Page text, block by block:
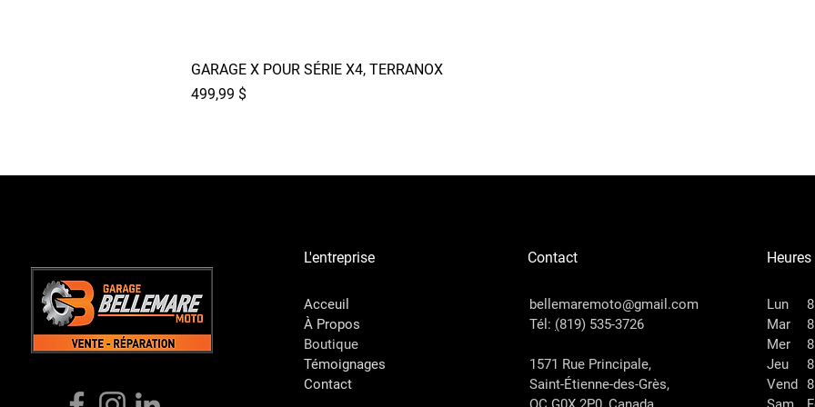
GARAGE X POUR SÉRIE X4, TERRANOX
Prix
499,99 $
L'entreprise
Acceuil
À Propos
Boutique
Témoignages
Contact
Contact
bellemaremoto@gmail.com
Tél: (819) 535-3726
1571 Rue Principale,
Saint-Étienne-des-Grès,
Heures
Lun
Mar
Mer
Jeu
Vend